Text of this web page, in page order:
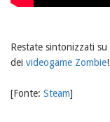
Restate sintonizzati su
dei videogame Zombie!
[Fonte: Steam]